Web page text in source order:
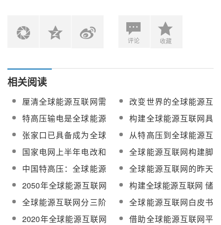
评论 收藏
相关阅读
厘清全球能源互联网需
了解的十个概念
改变世界的全球能源互
联网
特高压输电是全球能源
互联网的基础
构建全球能源互联网具
备实践基础和发展条件
张家口已具备成为全球
能源互联网创新示范区
的独特条件
从特高压到全球能源互
联网看大国创新力量
国家电网上半年电改和
全球能源互联网工作进
展梳理
全球能源互联网构建脚
步正逐步加快
中国特高压：全球能源
互联网的引导者
全球能源互联网的昨天
今天和明天
2050年全球能源互联网
初步建成 清洁能源比重
将达80%
构建全球能源互联网 储
能技术是关键
全球能源互联网分三阶
段推进 将成中国制造新
全球能源互联网白皮书
发布 确定八大战略重点
2020年全球能源互联网
借助全球能源互联网平